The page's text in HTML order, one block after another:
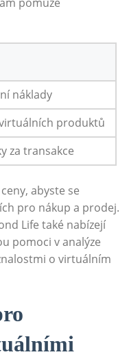
náklady
produktů
za transakce
abyste se
pro nákup a prodej.
Life také nabízejí
pomoci v analýze
o virtuálním